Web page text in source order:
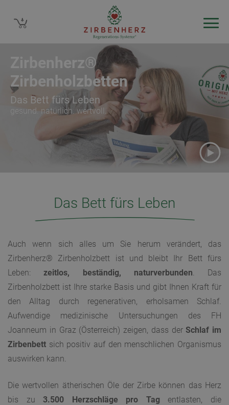
Zirbenherz®
Zirbenholzbetten
Das Bett fürs Leben
gesund. natürlich. wertvoll.
Das Bett fürs Leben
Auch wenn sich alles um Sie herum verändert, das
Zirbenherz® Zirbenholzbett ist und bleibt Ihr Bett fürs
Leben: zeitlos, beständig, naturverbunden. Das
Zirbenholzbett ist Ihre starke Basis und gibt Ihnen Kraft für
den Alltag durch regenerativen, erholsamen Schlaf.
Aufwendige medizinische Untersuchungen des FH
Joanneum in Graz (Österreich) zeigen, dass derSchlaf im
Zirbenbett sich positiv auf den menschlichen Organismus
auswirken kann.
Die wertvollen ätherischen Öle der Zirbe können das Herz
bis zu3.500 Herzschläge pro Tag entlasten, die
0800 400 10 88
0800 400 10 8
Beratungstermin
Nachricht